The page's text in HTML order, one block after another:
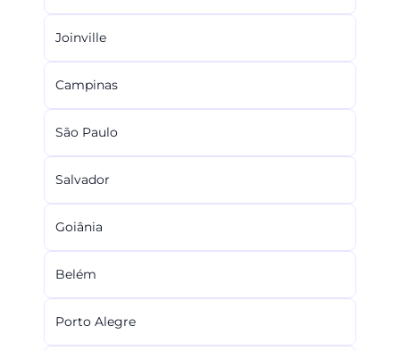
Joinville
Campinas
São Paulo
Salvador
Goiânia
Belém
Porto Alegre